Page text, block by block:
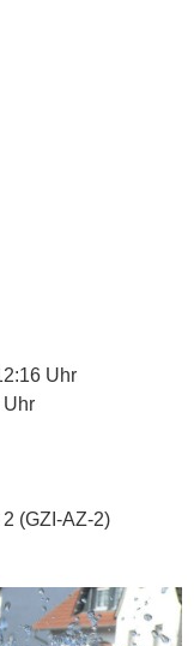
Uhr
Uhr
(GZI-AZ-2)